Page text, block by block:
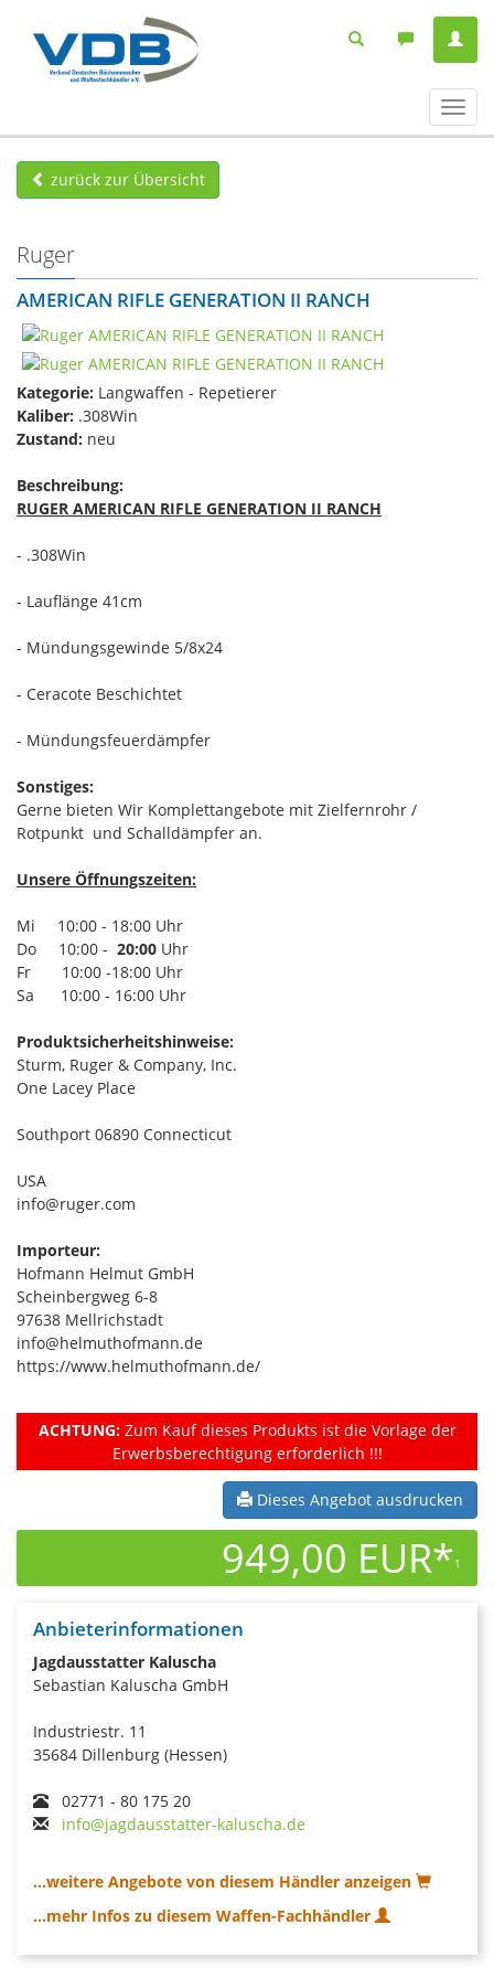
ein-/
zurück zur Übersicht
Ruger
AMERICAN RIFLE GENERATION II RANCH
Kategorie: Langwaffen - Repetierer
Kaliber: .308Win
Zustand: neu
Beschreibung:
RUGER AMERICAN RIFLE GENERATION II RANCH
- .308Win
- Lauflänge 41cm
- Mündungsgewinde 5/8x24
- Ceracote Beschichtet
- Mündungsfeuerdämpfer
Sonstiges:
Gerne bieten Wir Komplettangebote mit Zielfernrohr /
Rotpunkt und Schalldämpfer an.
Unsere Öffnungszeiten:
Mi 10:00 - 18:00 Uhr
Do 10:00 - 20:00 Uhr
Fr 10:00 -18:00 Uhr
Sa 10:00 - 16:00 Uhr
Produktsicherheitshinweise:
Sturm, Ruger & Company, Inc.
One Lacey Place
Southport 06890 Connecticut
USA
info@ruger.com
Importeur:
Hofmann Helmut GmbH
Scheinbergweg 6-8
97638 Mellrichstadt
info@helmuthofmann.de
https://www.helmuthofmann.de/
ACHTUNG:Zum Kauf dieses Produkts ist die Vorlage der
Erwerbsberechtigung erforderlich !!!
Dieses Angebot ausdrucken
949,00 EUR*1
Anbieterinformationen
Jagdausstatter Kaluscha
Sebastian Kaluscha GmbH
Industriestr. 11
35684 Dillenburg (Hessen)
02771 - 80 175 20
info@jagdausstatter-kaluscha.de
...weitere Angebote von diesem Händler anzeigen
...mehr Infos zu diesem Waffen-Fachhändler